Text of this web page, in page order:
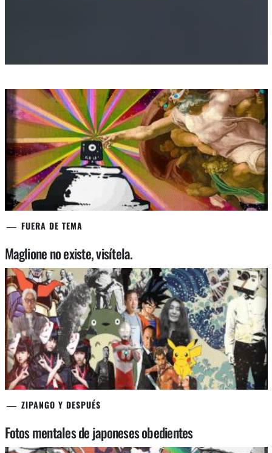
FUERA DE TEMA
Maglione no existe, visítela.
ZIPANGO Y DESPUÉS
Fotos mentales de japoneses obedientes